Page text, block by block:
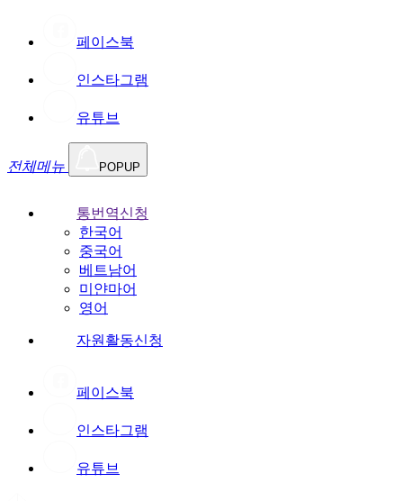
페이스북
인스타그램
유튜브
전체메뉴 POPUP
통번역신청
한국어
중국어
베트남어
미얀마어
영어
자원활동신청
페이스북
인스타그램
유튜브